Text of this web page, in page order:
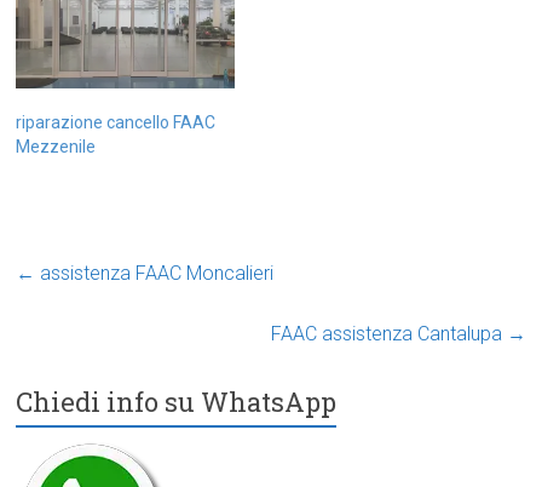
riparazione cancello FAAC
Mezzenile
← assistenza FAAC Moncalieri
FAAC assistenza Cantalupa →
Chiedi info su WhatsApp